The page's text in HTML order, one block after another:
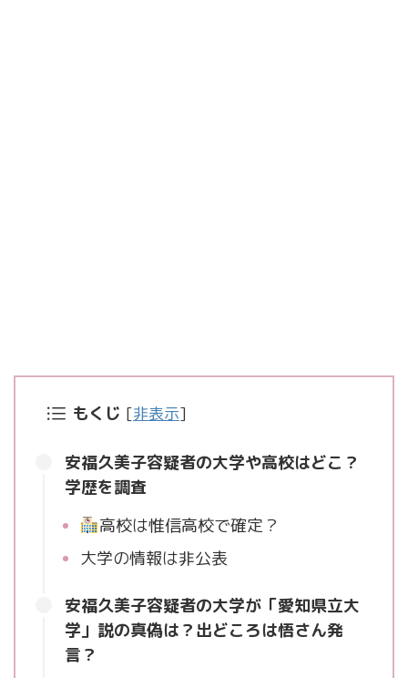
もくじ [非表示]
安福久美子容疑者の大学や高校はどこ？
学歴を調査
高校は惟信高校で確定？
大学の情報は非公表
安福久美子容疑者の大学が「愛知県立大
学」説の真偽は？出どころは悟さん発
言？